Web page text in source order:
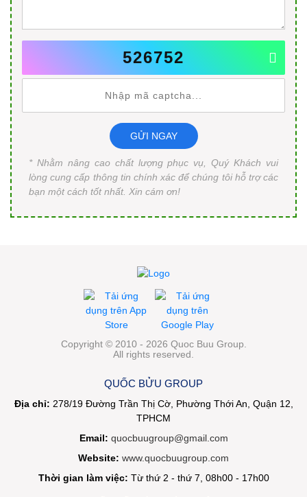
526752
GỬI NGAY
* Nhằm nâng cao chất lượng phục vụ, Quý Khách vui
lòng cung cấp thông tin chính xác để chúng tôi hỗ trợ các
bạn một cách tốt nhất. Xin cám ơn!
Copyright © 2010 - 2026 Quoc Buu Group.
All rights reserved.
QUỐC BỬU GROUP
Địa chỉ: 278/19 Đường Trần Thị Cờ, Phường Thới An, Quận 12,
TPHCM
Email: quocbuugroup@gmail.com
Website: www.quocbuugroup.com
Thời gian làm việc: Từ thứ 2 - thứ 7, 08h00 - 17h00